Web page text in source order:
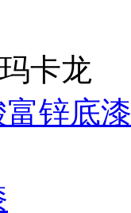
卡龙
富锌底漆